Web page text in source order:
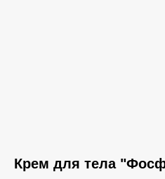
Крем для тела